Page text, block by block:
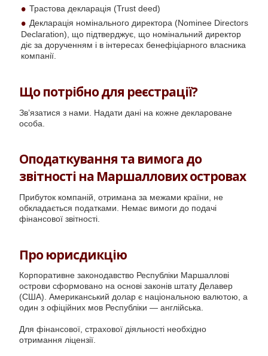
Трастова декларація (Trust deed)
Декларація номінального директора (Nominee Directors
Declaration), що підтверджує, що номінальний директор
діє за дорученням і в інтересах бенефіціарного власника
компанії.
Що потрібно для реєстрації?
Зв’язатися з нами. Надати дані на кожне деклароване
особа.
Оподаткування та вимога до
звітності на Маршаллових островах
Прибуток компаній, отримана за межами країни, не
обкладається податками. Немає вимоги до подачі
фінансової звітності.
Про юрисдикцію
Корпоративне законодавство Республіки Маршаллові
острови сформовано на основі законів штату Делавер
(США). Американський долар є національною валютою, а
один з офіційних мов Республіки — англійська.
Для фінансової, страхової діяльності необхідно
отримання ліцензії.